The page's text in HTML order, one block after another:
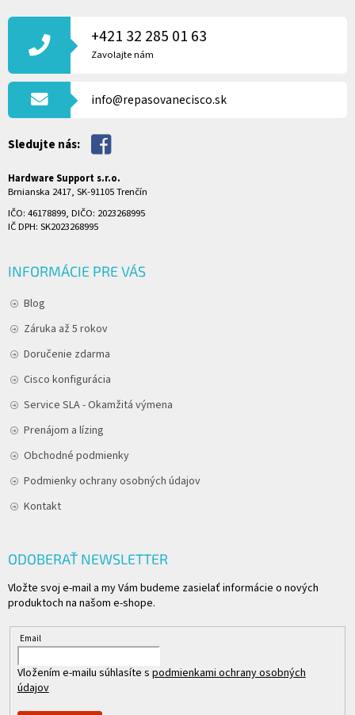
Á
T
+421 32 285 01 63
Zavolajte nám
info@repasovanecisco.sk
Sledujte nás:
Hardware Support s.r.o.
Brnianska 2417, SK-91105 Trenčín
IČO: 46178899, DIČO: 2023268995
IČ DPH: SK2023268995
INFORMÁCIE PRE VÁS
Blog
Záruka až 5 rokov
Doručenie zdarma
Cisco konfigurácia
Service SLA - Okamžitá výmena
Prenájom a lízing
Obchodné podmienky
Podmienky ochrany osobných údajov
Kontakt
ODOBERAŤ NEWSLETTER
Vložte svoj e-mail a my Vám budeme zasielať informácie o nových
produktoch na našom e-shope.
Email
Vložením e-mailu súhlasíte s podmienkami ochrany osobných
údajov